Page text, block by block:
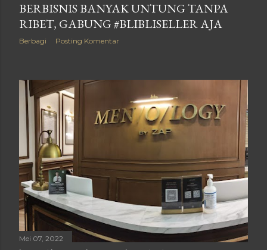
BERBISNIS BANYAK UNTUNG TANPA
RIBET, GABUNG #BLIBLISELLER AJA
Berbagi Posting Komentar
Mei 07, 2022